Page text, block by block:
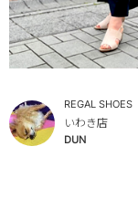
REGAL SHOES
いわき店
DUN